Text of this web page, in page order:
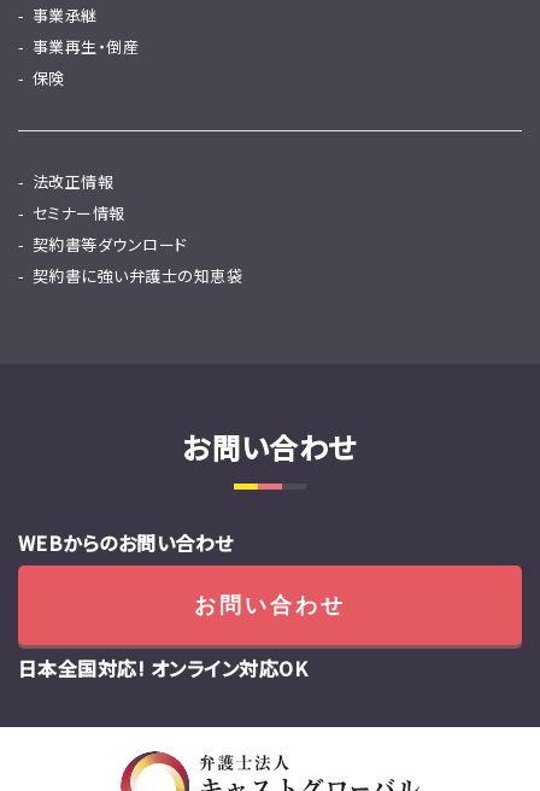
事業承継
事業再生・倒産
保険
法改正情報
セミナー情報
契約書等ダウンロード
契約書に強い弁護士の知恵袋
お問い合わせ
WEBからのお問い合わせ
お問い合わせ
日本全国対応! オンライン対応OK